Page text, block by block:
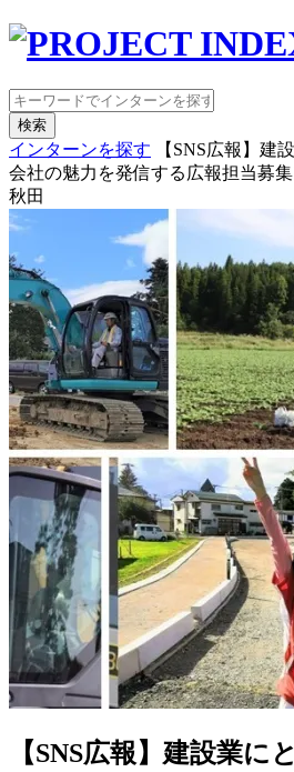
検索
インターンを探す
【SNS広報】建
会社の魅力を発信する広報担当募
秋田
【SNS広報】建設業に